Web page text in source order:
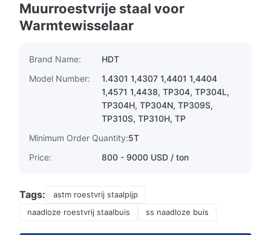
Muurroestvrije staal voor
Warmtewisselaar
Brand Name:
HDT
Model Number:
1.4301 1,4307 1,4401 1,4404
1,4571 1,4438, TP304, TP304L,
TP304H, TP304N, TP309S,
TP310S, TP310H, TP
Minimum Order Quantity:5T
Price:
800 - 9000 USD / ton
Tags:
astm roestvrij staalpijp
naadloze roestvrij staalbuis
ss naadloze buis